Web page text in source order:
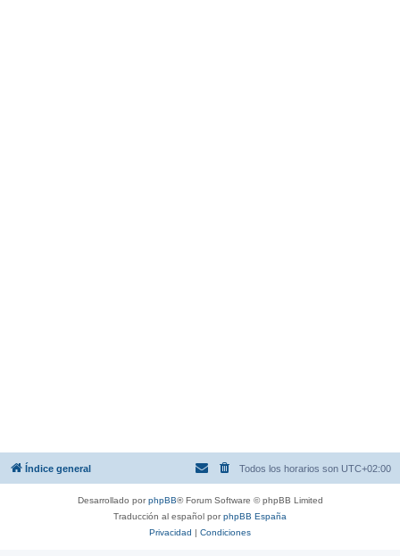
Índice general Todos los horarios son UTC+02:00
Desarrollado porphpBB® Forum Software © phpBB Limited
Traducción al español porphpBB España
Privacidad | Condiciones